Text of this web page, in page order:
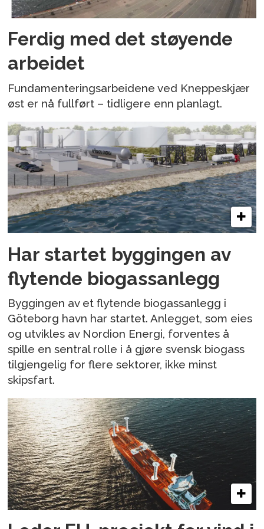
Ferdig med det støyende
arbeidet
Fundamenteringsarbeidene ved Kneppeskjær
øst er nå fullført – tidligere enn planlagt.
Har startet byggingen av
flytende biogassanlegg
Byggingen av et flytende biogassanlegg i
Göteborg havn har startet. Anlegget, som eies
og utvikles av Nordion Energi, forventes å
spille en sentral rolle i å gjøre svensk biogass
tilgjengelig for flere sektorer, ikke minst
skipsfart.